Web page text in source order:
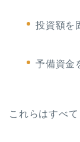
投資額を
予備資金
これらはすべ